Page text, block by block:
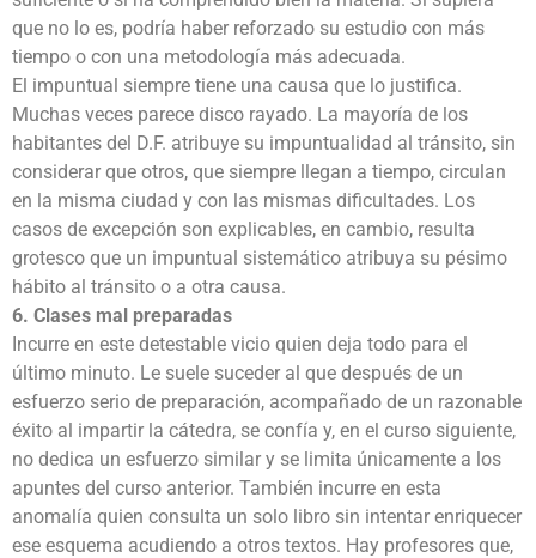
que no lo es, podría haber reforzado su estudio con más
tiempo o con una metodología más adecuada.
El impuntual siempre tiene una causa que lo justifica.
Muchas veces parece disco rayado. La mayoría de los
habitantes del D.F. atribuye su impuntualidad al tránsito, sin
considerar que otros, que siempre llegan a tiempo, circulan
en la misma ciudad y con las mismas dificultades. Los
casos de excepción son explicables, en cambio, resulta
grotesco que un impuntual sistemático atribuya su pésimo
hábito al tránsito o a otra causa.
6. Clases mal preparadas
Incurre en este detestable vicio quien deja todo para el
último minuto. Le suele suceder al que después de un
esfuerzo serio de preparación, acompañado de un razonable
éxito al impartir la cátedra, se confía y, en el curso siguiente,
no dedica un esfuerzo similar y se limita únicamente a los
apuntes del curso anterior. También incurre en esta
anomalía quien consulta un solo libro sin intentar enriquecer
ese esquema acudiendo a otros textos. Hay profesores que,